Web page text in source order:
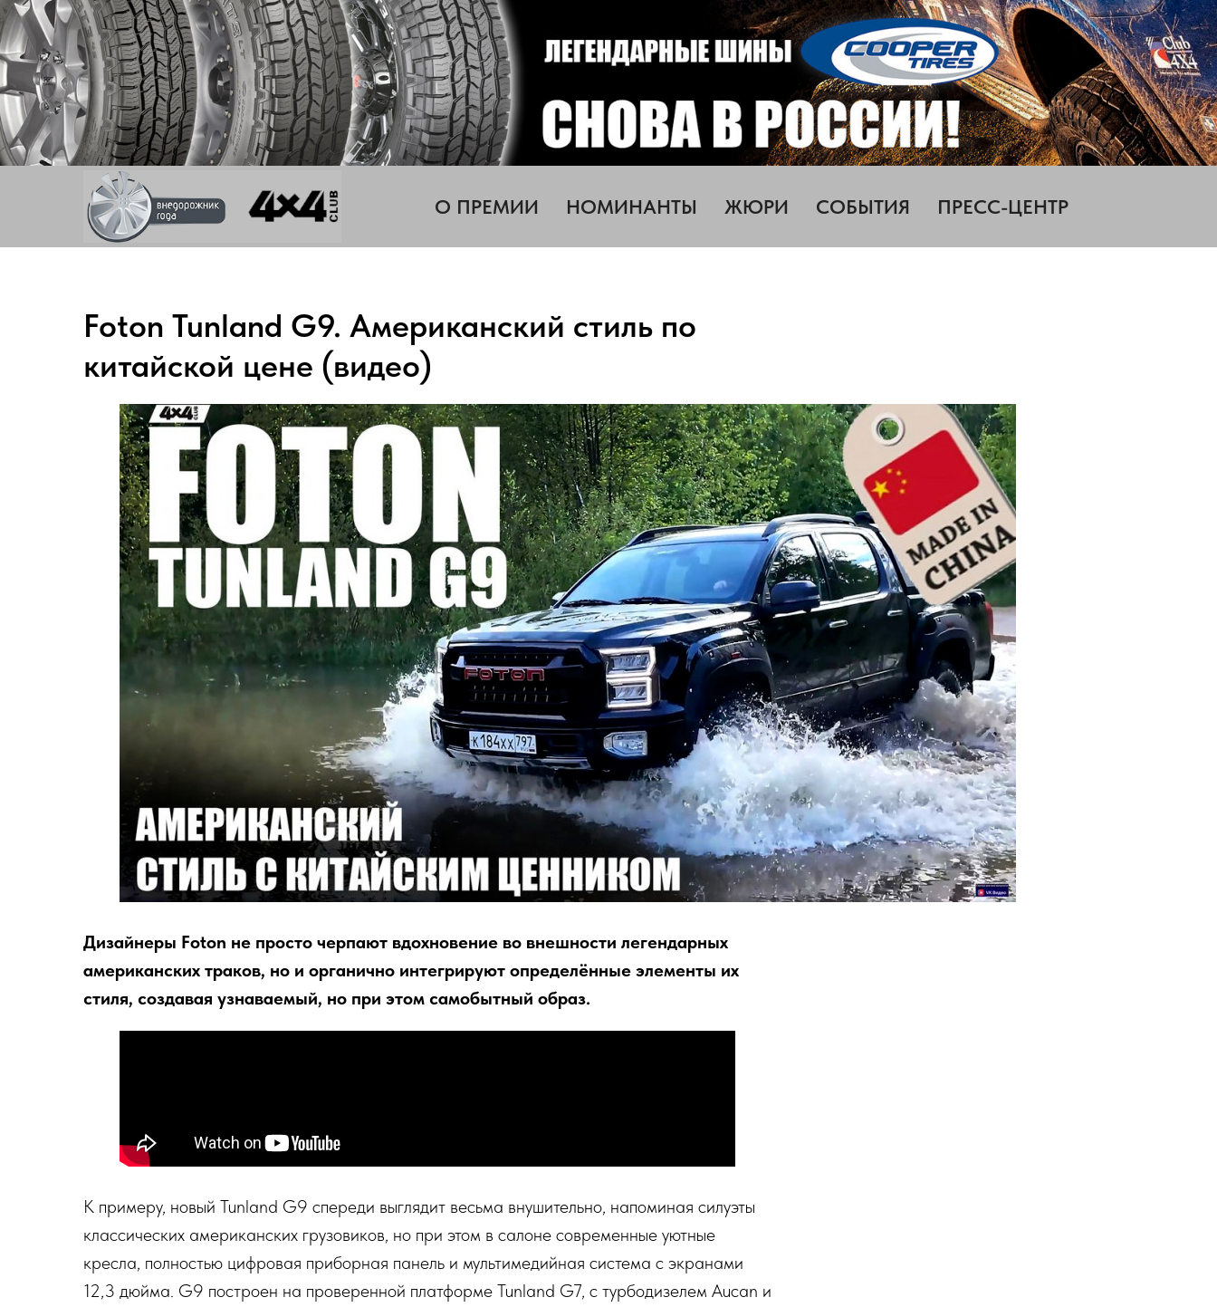
О ПРЕМИИ НОМИНАНТЫ ЖЮРИ СОБЫТИЯ ПРЕСС-ЦЕНТР
Foton Tunland G9. Американский стиль по
китайской цене (видео)
Дизайнеры Foton не просто черпают вдохновение во внешности легендарных
американских траков, но и органично интегрируют определённые элементы их
стиля, создавая узнаваемый, но при этом самобытный образ.
К примеру, новый Tunland G9 спереди выглядит весьма внушительно, напоминая силуэты
классических американских грузовиков, но при этом в салоне современные уютные
кресла, полностью цифровая приборная панель и мультимедийная система с экранами
12,3 дюйма. G9 построен на проверенной платформе Tunland G7, с турбодизелем Aucan и